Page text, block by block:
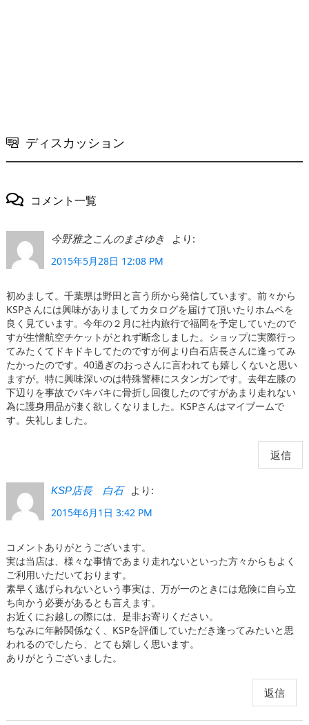
ディスカッション
コメント一覧
今野雅之こんのまさゆき より:
2015年5月28日 12:08 PM
初めまして。千葉県は野田と言う所から発信しています。前々から
KSPさんには興味がありましてカタログを届けて頂いたりホムペを
良く見ています。今年の２月に社内旅行で福岡を予定していたので
すが生憎航空チケットがとれず断念しました。ショップに実際行っ
てみたくてドキドキしてたのですが何より白石店長さんに逢ってみ
たかったのです。40過ぎのおっさんに言われても嬉しくないと思い
ますが。特に興味深いのは特殊警棒にスタンガンです。去年左膝の
下辺りを事故でバキバキに骨折し回復したのですがあまり走れない
為に護身用品が凄く欲しくなりました。KSPさんはマイブームで
す。失礼しました。
返信
KSP店長 白石 より:
2015年6月1日 3:42 PM
コメントありがとうございます。
実は当店は、様々な事情であまり走れないといった方々からもよく
ご利用いただいております。
素早く逃げられないという事実は、万が一のときには危険に自ら立
ち向かう必要があるとも言えます。
お近くにお越しの際には、是非お寄りください。
ちなみに年齢関係なく、KSPを評価していただき逢ってみたいと思
われるのでしたら、とても嬉しく思います。
ありがとうございました。
返信